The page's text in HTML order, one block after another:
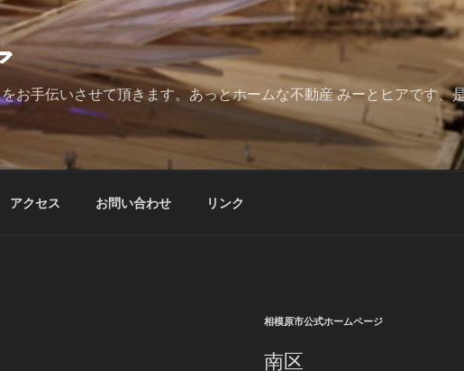
お手伝いさせて頂きます。あっとホームな不動産 みーとヒアです、
アクセス お問い合わせ リンク
相模原市公式ホームページ
南区